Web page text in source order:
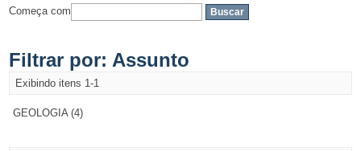
Começa com
Filtrar por: Assunto
Exibindo itens 1-1
GEOLOGIA (4)